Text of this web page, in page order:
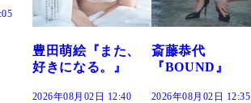
斎藤恭代
『BOUND』
2026年08月02日 12:35
咲田ゆな
『Sunflower』
2026年08月02日 12:30